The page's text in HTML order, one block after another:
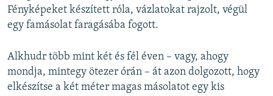
Fényképeket készített róla, vázlatokat rajzolt, végül
egy famásolat faragásába fogott.
Alkhudr több mint két és fél éven – vagy, ahogy
mondja, mintegy ötezer órán – át azon dolgozott, hogy
elkészítse a két méter magas másolatot egy kis